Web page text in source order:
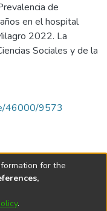
de
en el hospital
2022. La
Sociales y de la
46000/9573
for the
.